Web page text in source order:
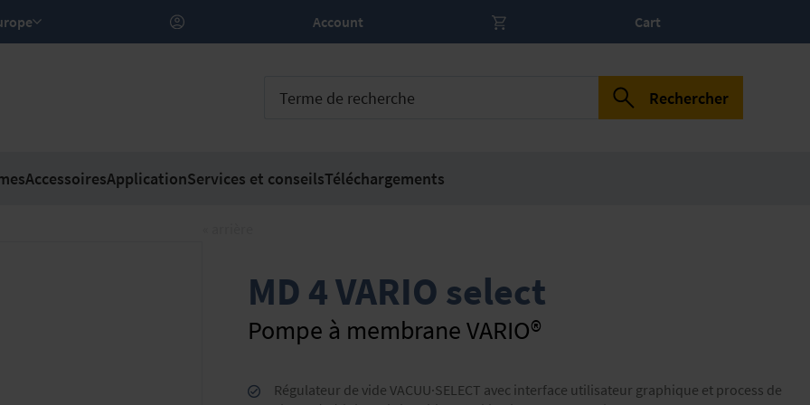
Europe Account Cart
Rechercher
AccessoiresApplicationServices et conseilsTéléchargements
MD 4 VARIO select
Pompe à membrane VARIO®
Régulateur de vide VACUU·SELECT avec interface utilisateur graphique et process de